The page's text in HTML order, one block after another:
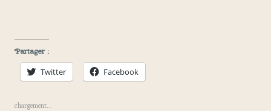
Partager :
Twitter Facebook
chargement…